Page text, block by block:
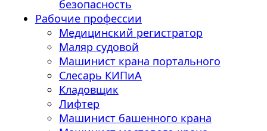
безопасность
Рабочие профессии
Медицинский регистратор
Маляр судовой
Машинист крана портального
Слесарь КИПиА
Кладовщик
Лифтер
Машинист башенного крана